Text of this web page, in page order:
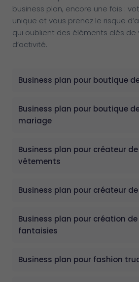
business plan, encore une fois :
unique et vous prenez le risque
qui oublient des éléments clés
d’activité.
Business plan pour boutique
Business plan pour boutique
mariage
Business plan pour créateur
vêtements
Business plan pour créateur
Business plan pour création
fantaisies
Business plan pour fashion